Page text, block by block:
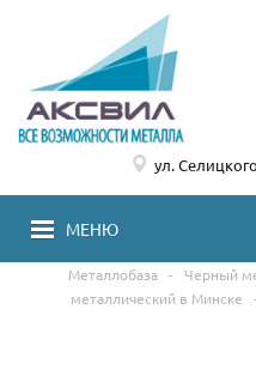
МЕНЮ
ул.
Металлобаза - Черный
металлический в Минске
-